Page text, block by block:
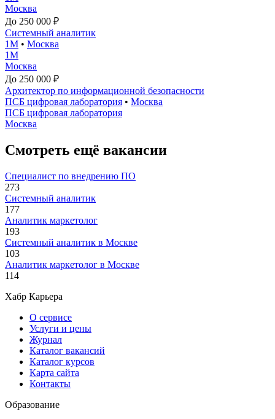
Москва
До 250 000 ₽
Системный аналитик
1М • Москва
1М
Москва
До 250 000 ₽
Архитектор по информационной безопасности
ПСБ цифровая лаборатория • Москва
ПСБ цифровая лаборатория
Москва
Смотреть ещё вакансии
Специалист по внедрению ПО
273
Системный аналитик
177
Аналитик маркетолог
193
Системный аналитик в Москве
103
Аналитик маркетолог в Москве
114
Хабр Карьера
О сервисе
Услуги и цены
Журнал
Каталог вакансий
Каталог курсов
Карта сайта
Контакты
Образование